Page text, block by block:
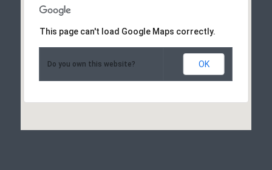
This page can't load Google Maps correctly.
Do you own this website? OK